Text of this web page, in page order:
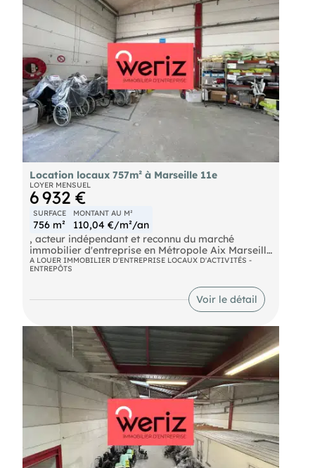
Location locaux 757m² à Marseille 11e
LOYER MENSUEL
6 932 €
SURFACE
756 m²
MONTANT AU M²
110,04 €/m²/an
, acteur indépendant et reconnu du marché
immobilier d'entreprise en Métropole Aix Marseille
Provence, vous propose à la location un espace
de 757 m² non divisibles à Marseille, idéal pour
des activités industrielles ou logistiques. Ce local
bénéficie d'un accès de plain-pied, d'un accès
poids lourds et d'une hauteur sous plafond de 7
A LOUER IMMOBILIER D'ENTREPRISE LOCAUX D'ACTIVITÉS -
ENTREPÔTS
Voir le détail